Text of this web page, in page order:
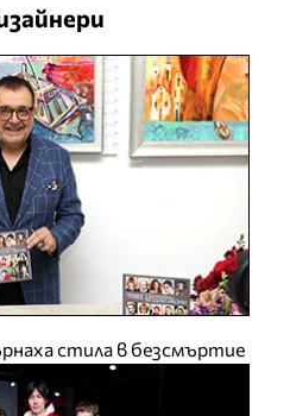
стила в безсмъртие